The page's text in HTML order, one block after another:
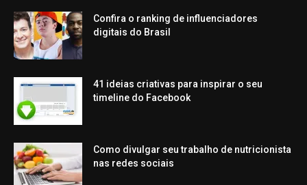
Confira o ranking de influenciadores
digitais do Brasil
41 ideias criativas para inspirar o seu
timeline do Facebook
Como divulgar seu trabalho de nutricionista
nas redes sociais